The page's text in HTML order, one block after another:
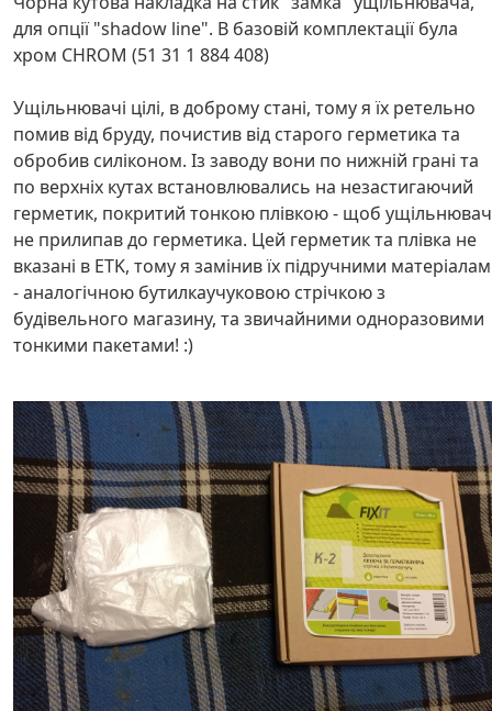
для опції "shadow line". В базовій комплектації була
хром CHROM (51 31 1 884 408)
Ущільнювачі цілі, в доброму стані, тому я їх ретельно
помив від бруду, почистив від старого герметика та
обробив силіконом. Із заводу вони по нижній грані та
по верхніх кутах встановлювались на незастигаючий
герметик, покритий тонкою плівкою - щоб ущільнювач
не прилипав до герметика. Цей герметик та плівка не
вказані в ETK, тому я замінив їх підручними
- аналогічною бутилкаучуковою стрічкою з
будівельного магазину, та звичайними одноразовими
тонкими пакетами! :)